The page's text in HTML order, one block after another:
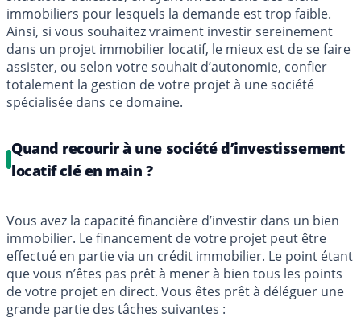
immobiliers pour lesquels la demande est trop faible.
Ainsi, si vous souhaitez vraiment investir sereinement
dans un projet immobilier locatif, le mieux est de se faire
assister, ou selon votre souhait d’autonomie, confier
totalement la gestion de votre projet à une société
spécialisée dans ce domaine.
Quand recourir à une société d’investissement
locatif clé en main ?
Vous avez la capacité financière d’investir dans un bien
immobilier. Le financement de votre projet peut être
effectué en partie via un crédit immobilier. Le point étant
que vous n’êtes pas prêt à mener à bien tous les points
de votre projet en direct. Vous êtes prêt à déléguer une
grande partie des tâches suivantes :